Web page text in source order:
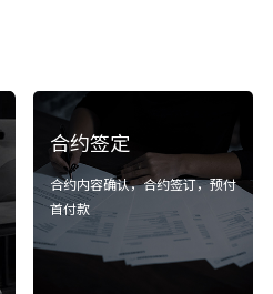
合约签定
合约内容确认，合约签订，预付
首付款